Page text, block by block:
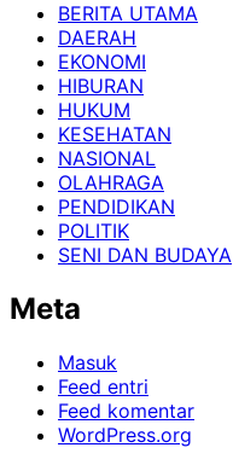
BERITA UTAMA
DAERAH
EKONOMI
HIBURAN
HUKUM
KESEHATAN
NASIONAL
OLAHRAGA
PENDIDIKAN
POLITIK
SENI DAN BUDAYA
Meta
Masuk
Feed entri
Feed komentar
WordPress.org